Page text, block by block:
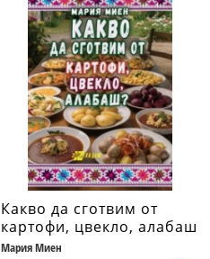
Какво да сготвим от
картофи, цвекло, алабаш
Мария Миен